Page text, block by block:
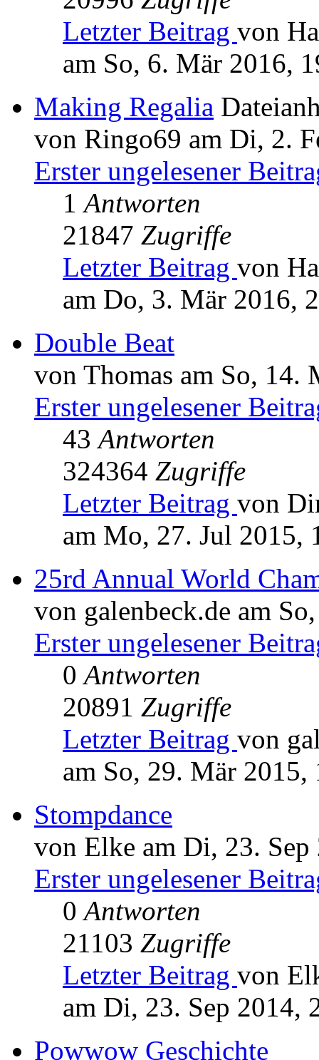
Letzter Beitrag von
am So, 6. Mär 2016,
Making Regalia
von Ringo69 am Di, 2.
Erster ungelesener
1Antworten
21847 Zugriffe
Letzter Beitrag von
am Do, 3. Mär 2016,
Double Beat
von Thomas am So, 14.
Erster ungelesener
43Antworten
324364 Zugriffe
Letzter Beitrag von
am Mo, 27. Jul 2015,
25rd Annual World
von galenbeck.de am
Erster ungelesener
0Antworten
20891 Zugriffe
Letzter Beitrag von
am So, 29. Mär 2015,
Stompdance
von Elke am Di, 23. Sep
Erster ungelesener
0Antworten
21103 Zugriffe
Letzter Beitrag von
am Di, 23. Sep 2014,
Powwow Geschichte